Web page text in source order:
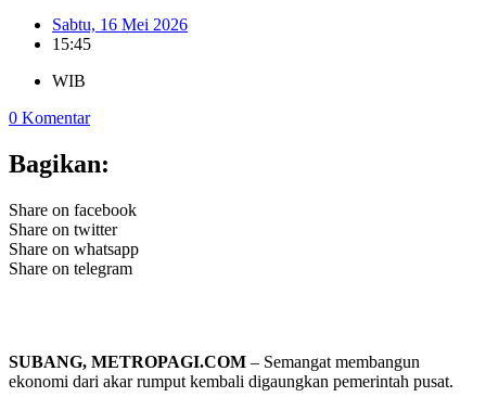
Sabtu, 16 Mei 2026
15:45
WIB
0 Komentar
Bagikan:
Share on facebook
Share on twitter
Share on whatsapp
Share on telegram
SUBANG, METROPAGI.COM – Semangat membangun
ekonomi dari akar rumput kembali digaungkan pemerintah pusat.